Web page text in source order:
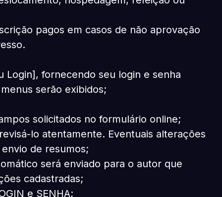
pagos em casos de não aprovação
Login], fornecendo seu login e senha
serão exibidos;
solicitados no formulário online;
lo atentamente. Eventuais alterações
de resumos;
será enviado para o autor que
cadastradas;
e SENHA;